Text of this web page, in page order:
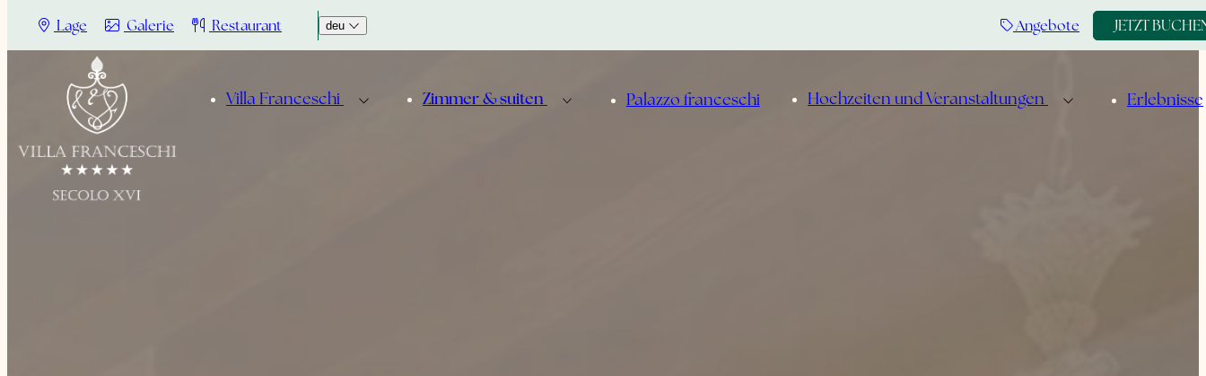
Lage Galerie Restaurant deu Angebote JETZT
Villa Franceschi Zimmer & suiten Palazzo franceschi Hochzeiten und Veranstaltungen Erlebnisse